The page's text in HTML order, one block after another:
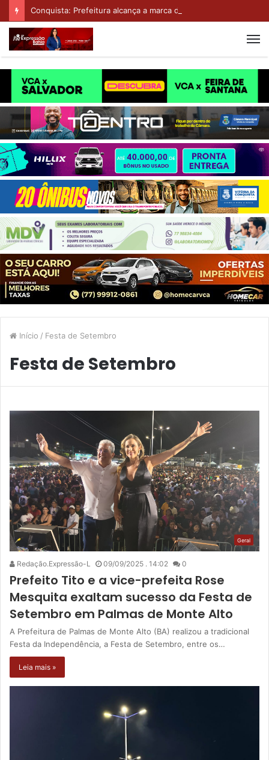
Início / Festa de Setembro
Festa de Setembro
Geral
Redação.Expressão-L 09/09/2025 . 14:02 0
Prefeito Tito e a vice-prefeita Rose
Mesquita exaltam sucesso da Festa de
Setembro em Palmas de Monte Alto
A Prefeitura de Palmas de Monte Alto (BA) realizou a tradicional
Festa da Independência, a Festa de Setembro, entre os…
Leia mais »